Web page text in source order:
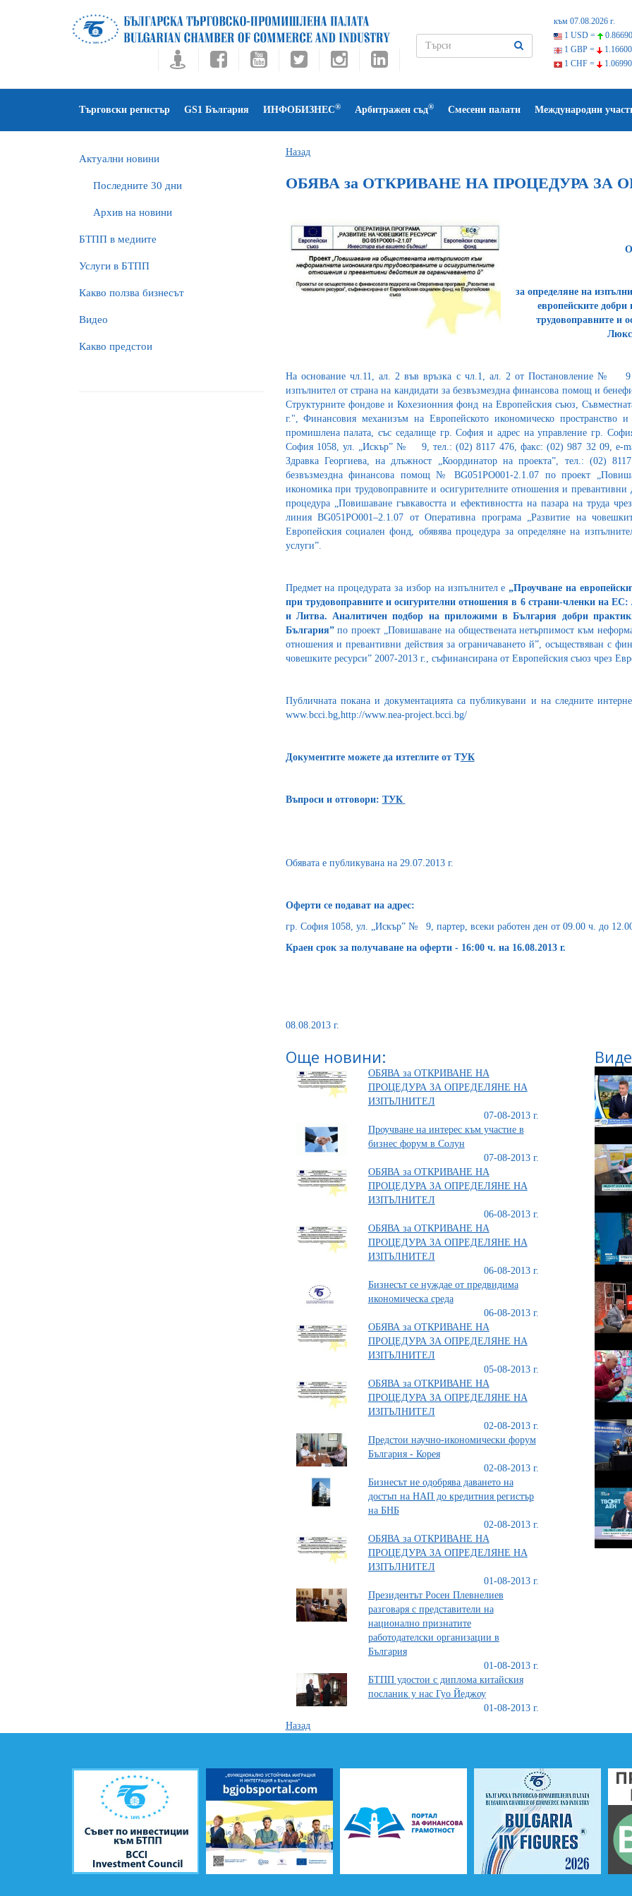
към 07.08.2026 г.
1 USD =
1 GBP =
1 CHF =
Търговски регистър GS1 България ИНФОБИЗНЕС® Арбитражен съд® Смесени палати Международни
Актуални новини
Последните 30 дни
Архив на новини
БTПП в медиите
Услуги в БТПП
Какво ползва бизнесът
Видео
Какво предстои
Назад
ОБЯВА за ОТКРИВАНЕ НА ПРОЦЕДУРА ЗА
за определяне на
европейските
трудовоправните и
На основание чл.11, ал. 2 във връзка с чл.1, ал. 2 от Постановление № 9
изпълнител от страна на кандидати за безвъзмездна финансова помощ и
Структурните фондове и Кохезионния фонд на Европейския съюз,
г.", Финансовия механизъм на Европейското икономическо пространство
промишлена палата, със седалище гр. София и адрес на управление гр.
София 1058, ул. „Искър” № 9, тел.: (02) 8117 476, факс: (02) 987 32 09, e-
Здравка Георгиева, на длъжност „Координатор на проекта”, тел.: (02)
безвъзмездна финансова помощ № BG051PO001-2.1.07 по проект
икономика при трудовоправните и осигурителните отношения и
процедура „Повишаване гъвкавостта и ефективността на пазара на труда
линия BG051PO001–2.1.07 от Оперативна програма „Развитие на
Европейския социален фонд, обявява процедура за определяне на
услуги”.
Предмет на процедурата за избор на изпълнител е„Проучване на
при трудовоправните и осигурителни отношения в 6 страни-членки на
и Литва. Аналитичен подбор на приложими в България добри
България”по проект „Повишаване на обществената нетърпимост към
отношения и превантивни действия за ограничаването й”, осъществяван с
човешките ресурси” 2007-2013 г., съфинансирана от Европейския съюз чрез
Публичната покана и документацията са публикувани и на следните
www.bcci.bg,http://www.nea-project.bcci.bg/
Документите можете да изтеглите от ТУК
Въпроси и отговори: ТУК
Обявата е публикувана на 29.07.2013 г.
Оферти се подават на адрес:
гр. София 1058, ул. „Искър” № 9, партер, всеки работен ден от 09.00 ч. до
Краен срок за получаване на оферти - 16:00 ч. на 16.08.2013 г.
08.08.2013 г.
Още новини:
ОБЯВА за ОТКРИВАНЕ НА
ПРОЦЕДУРА ЗА ОПРЕДЕЛЯНЕ НА
ИЗПЪЛНИТЕЛ
07-08-2013 г.
Проучване на интерес към участие в
бизнес форум в Солун
07-08-2013 г.
ОБЯВА за ОТКРИВАНЕ НА
ПРОЦЕДУРА ЗА ОПРЕДЕЛЯНЕ НА
ИЗПЪЛНИТЕЛ
06-08-2013 г.
ОБЯВА за ОТКРИВАНЕ НА
ПРОЦЕДУРА ЗА ОПРЕДЕЛЯНЕ НА
ИЗПЪЛНИТЕЛ
06-08-2013 г.
Бизнесът се нуждае от предвидима
икономическа среда
06-08-2013 г.
ОБЯВА за ОТКРИВАНЕ НА
ПРОЦЕДУРА ЗА ОПРЕДЕЛЯНЕ НА
ИЗПЪЛНИТЕЛ
05-08-2013 г.
ОБЯВА за ОТКРИВАНЕ НА
ПРОЦЕДУРА ЗА ОПРЕДЕЛЯНЕ НА
ИЗПЪЛНИТЕЛ
02-08-2013 г.
Предстои научно-икономически форум
България - Корея
02-08-2013 г.
Бизнесът не одобрява даването на
достъп на НАП до кредитния регистър
на БНБ
02-08-2013 г.
ОБЯВА за ОТКРИВАНЕ НА
ПРОЦЕДУРА ЗА ОПРЕДЕЛЯНЕ НА
ИЗПЪЛНИТЕЛ
01-08-2013 г.
Президентът Росен Плевнелиев
разговаря с представители на
национално признатите
работодателски организации в
България
01-08-2013 г.
БТПП удостои с диплома китайския
посланик у нас Гуо Йеджоу
01-08-2013 г.
Назад